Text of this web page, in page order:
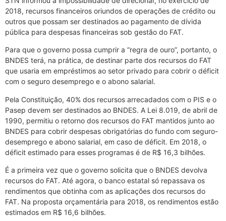
2018, recursos financeiros oriundos de operações de crédito ou
outros que possam ser destinados ao pagamento de dívida
pública para despesas financeiras sob gestão do FAT.
Para que o governo possa cumprir a “regra de ouro”, portanto, o
BNDES terá, na prática, de destinar parte dos recursos do FAT
que usaria em empréstimos ao setor privado para cobrir o déficit
com o seguro desemprego e o abono salarial.
Pela Constituição, 40% dos recursos arrecadados com o PIS e o
Pasep devem ser destinados ao BNDES. A Lei 8.019, de abril de
1990, permitiu o retorno dos recursos do FAT mantidos junto ao
BNDES para cobrir despesas obrigatórias do fundo com seguro-
desemprego e abono salarial, em caso de déficit. Em 2018, o
déficit estimado para esses programas é de R$ 16,3 bilhões.
É a primeira vez que o governo solicita que o BNDES devolva
recursos do FAT. Até agora, o banco estatal só repassava os
rendimentos que obtinha com as aplicações dos recursos do
FAT. Na proposta orçamentária para 2018, os rendimentos estão
estimados em R$ 16,6 bilhões.